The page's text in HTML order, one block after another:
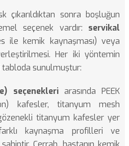
çıkarıldıktan sonra boşluğun
seçenek vardır: servikal
ile kemik kaynaşması) veya
Her iki yöntemin
tabloda sunulmuştur:
seçenekleriarasında PEEK
kafesler, titanyum mesh
titanyum kafesler yer
kaynaşma profilleri ve